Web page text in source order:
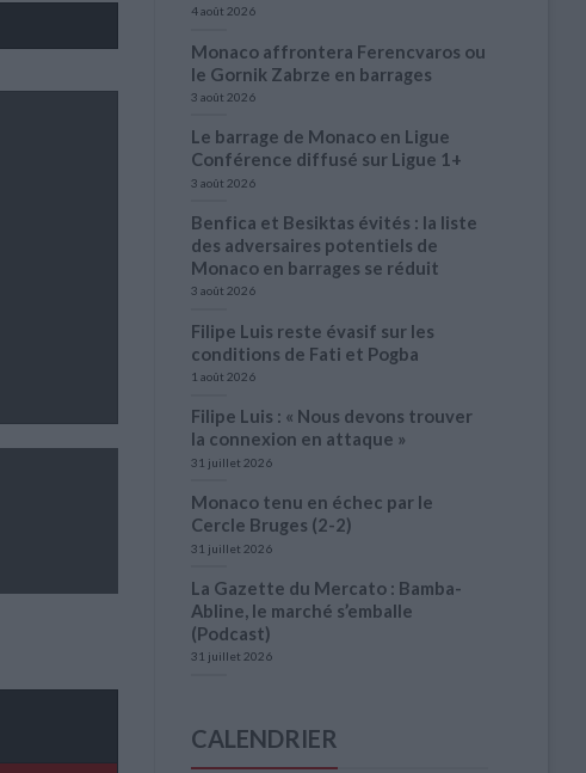
4 août 2026
Monaco affrontera Ferencvaros ou
le Gornik Zabrze en barrages
3 août 2026
Le barrage de Monaco en Ligue
Conférence diffusé sur Ligue 1+
3 août 2026
Benfica et Besiktas évités : la liste
des adversaires potentiels de
Monaco en barrages se réduit
3 août 2026
Filipe Luis reste évasif sur les
conditions de Fati et Pogba
1 août 2026
Filipe Luis : « Nous devons trouver
la connexion en attaque »
31 juillet 2026
Monaco tenu en échec par le
Cercle Bruges (2-2)
31 juillet 2026
La Gazette du Mercato : Bamba-
Abline, le marché s’emballe
(Podcast)
31 juillet 2026
CALENDRIER